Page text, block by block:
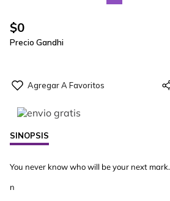
$0
Precio Gandhi
SINOPSIS
You never know who will be your next mark.
n